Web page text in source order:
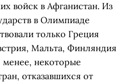
войск в Афганистан. Из
в Олимпиаде
только Греция
Мальта, Финляндия
менее, некоторые
отказавшихся от